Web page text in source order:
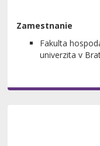
Zamestnanie
Fakulta
univerzita v